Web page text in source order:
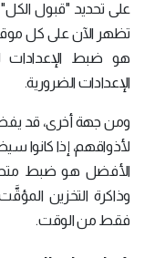
على تحديد "قبول الكل"
تظهر الآن على كل
هو ضبط
الإعدادات الضرورية.
ومن جهة أخرى، قد
لأذواقهم، إذا كانوا
الأفضل هو ضبط
وذاكرة التخزين
فقط من الوقت.